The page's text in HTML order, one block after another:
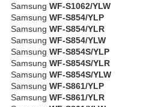
Samsung WF-S1062/YLW
Samsung WF-S854/YLP
Samsung WF-S854/YLR
Samsung WF-S854/YLW
Samsung WF-S854S/YLP
Samsung WF-S854S/YLR
Samsung WF-S854S/YLW
Samsung WF-S861/YLP
Samsung WF-S861/YLR